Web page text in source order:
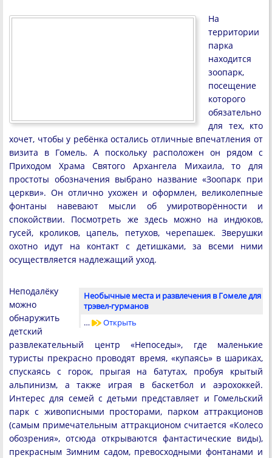
На
территории
парка
находится
зоопарк,
посещение
которого
обязательно
для тех, кто
хочет, чтобы у ребёнка остались отличные впечатления от
визита в Гомель. А поскольку расположен он рядом с
Приходом Храма Святого Архангела Михаила, то для
простоты обозначения выбрано название «Зоопарк при
церкви». Он отлично ухожен и оформлен, великолепные
фонтаны навевают мысли об умиротворённости и
спокойствии. Посмотреть же здесь можно на индюков,
гусей, кроликов, цапель, петухов, черепашек. Зверушки
охотно идут на контакт с детишками, за всеми ними
осуществляется надлежащий уход.
Необычные места и развлечения в Гомеле для
трэвел-гурманов
…
Открыть
Неподалёку
можно
обнаружить
детский
развлекательный центр «Непоседы», где маленькие
туристы прекрасно проводят время, «купаясь» в шариках,
спускаясь с горок, прыгая на батутах, пробуя крытый
альпинизм, а также играя в баскетбол и аэрохоккей.
Интерес для семей с детьми представляет и Гомельский
парк с живописными просторами, парком аттракционов
(самым примечательным аттракционом считается «Колесо
обозрения», отсюда открываются фантастические виды),
прекрасным Зимним садом, превосходными фонтанами и